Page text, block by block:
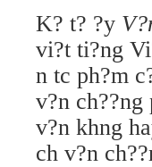
K? t? ?y
vi?t ti?ng
n tc ph?m
v?n ch??ng
v?n khng
ch v?n